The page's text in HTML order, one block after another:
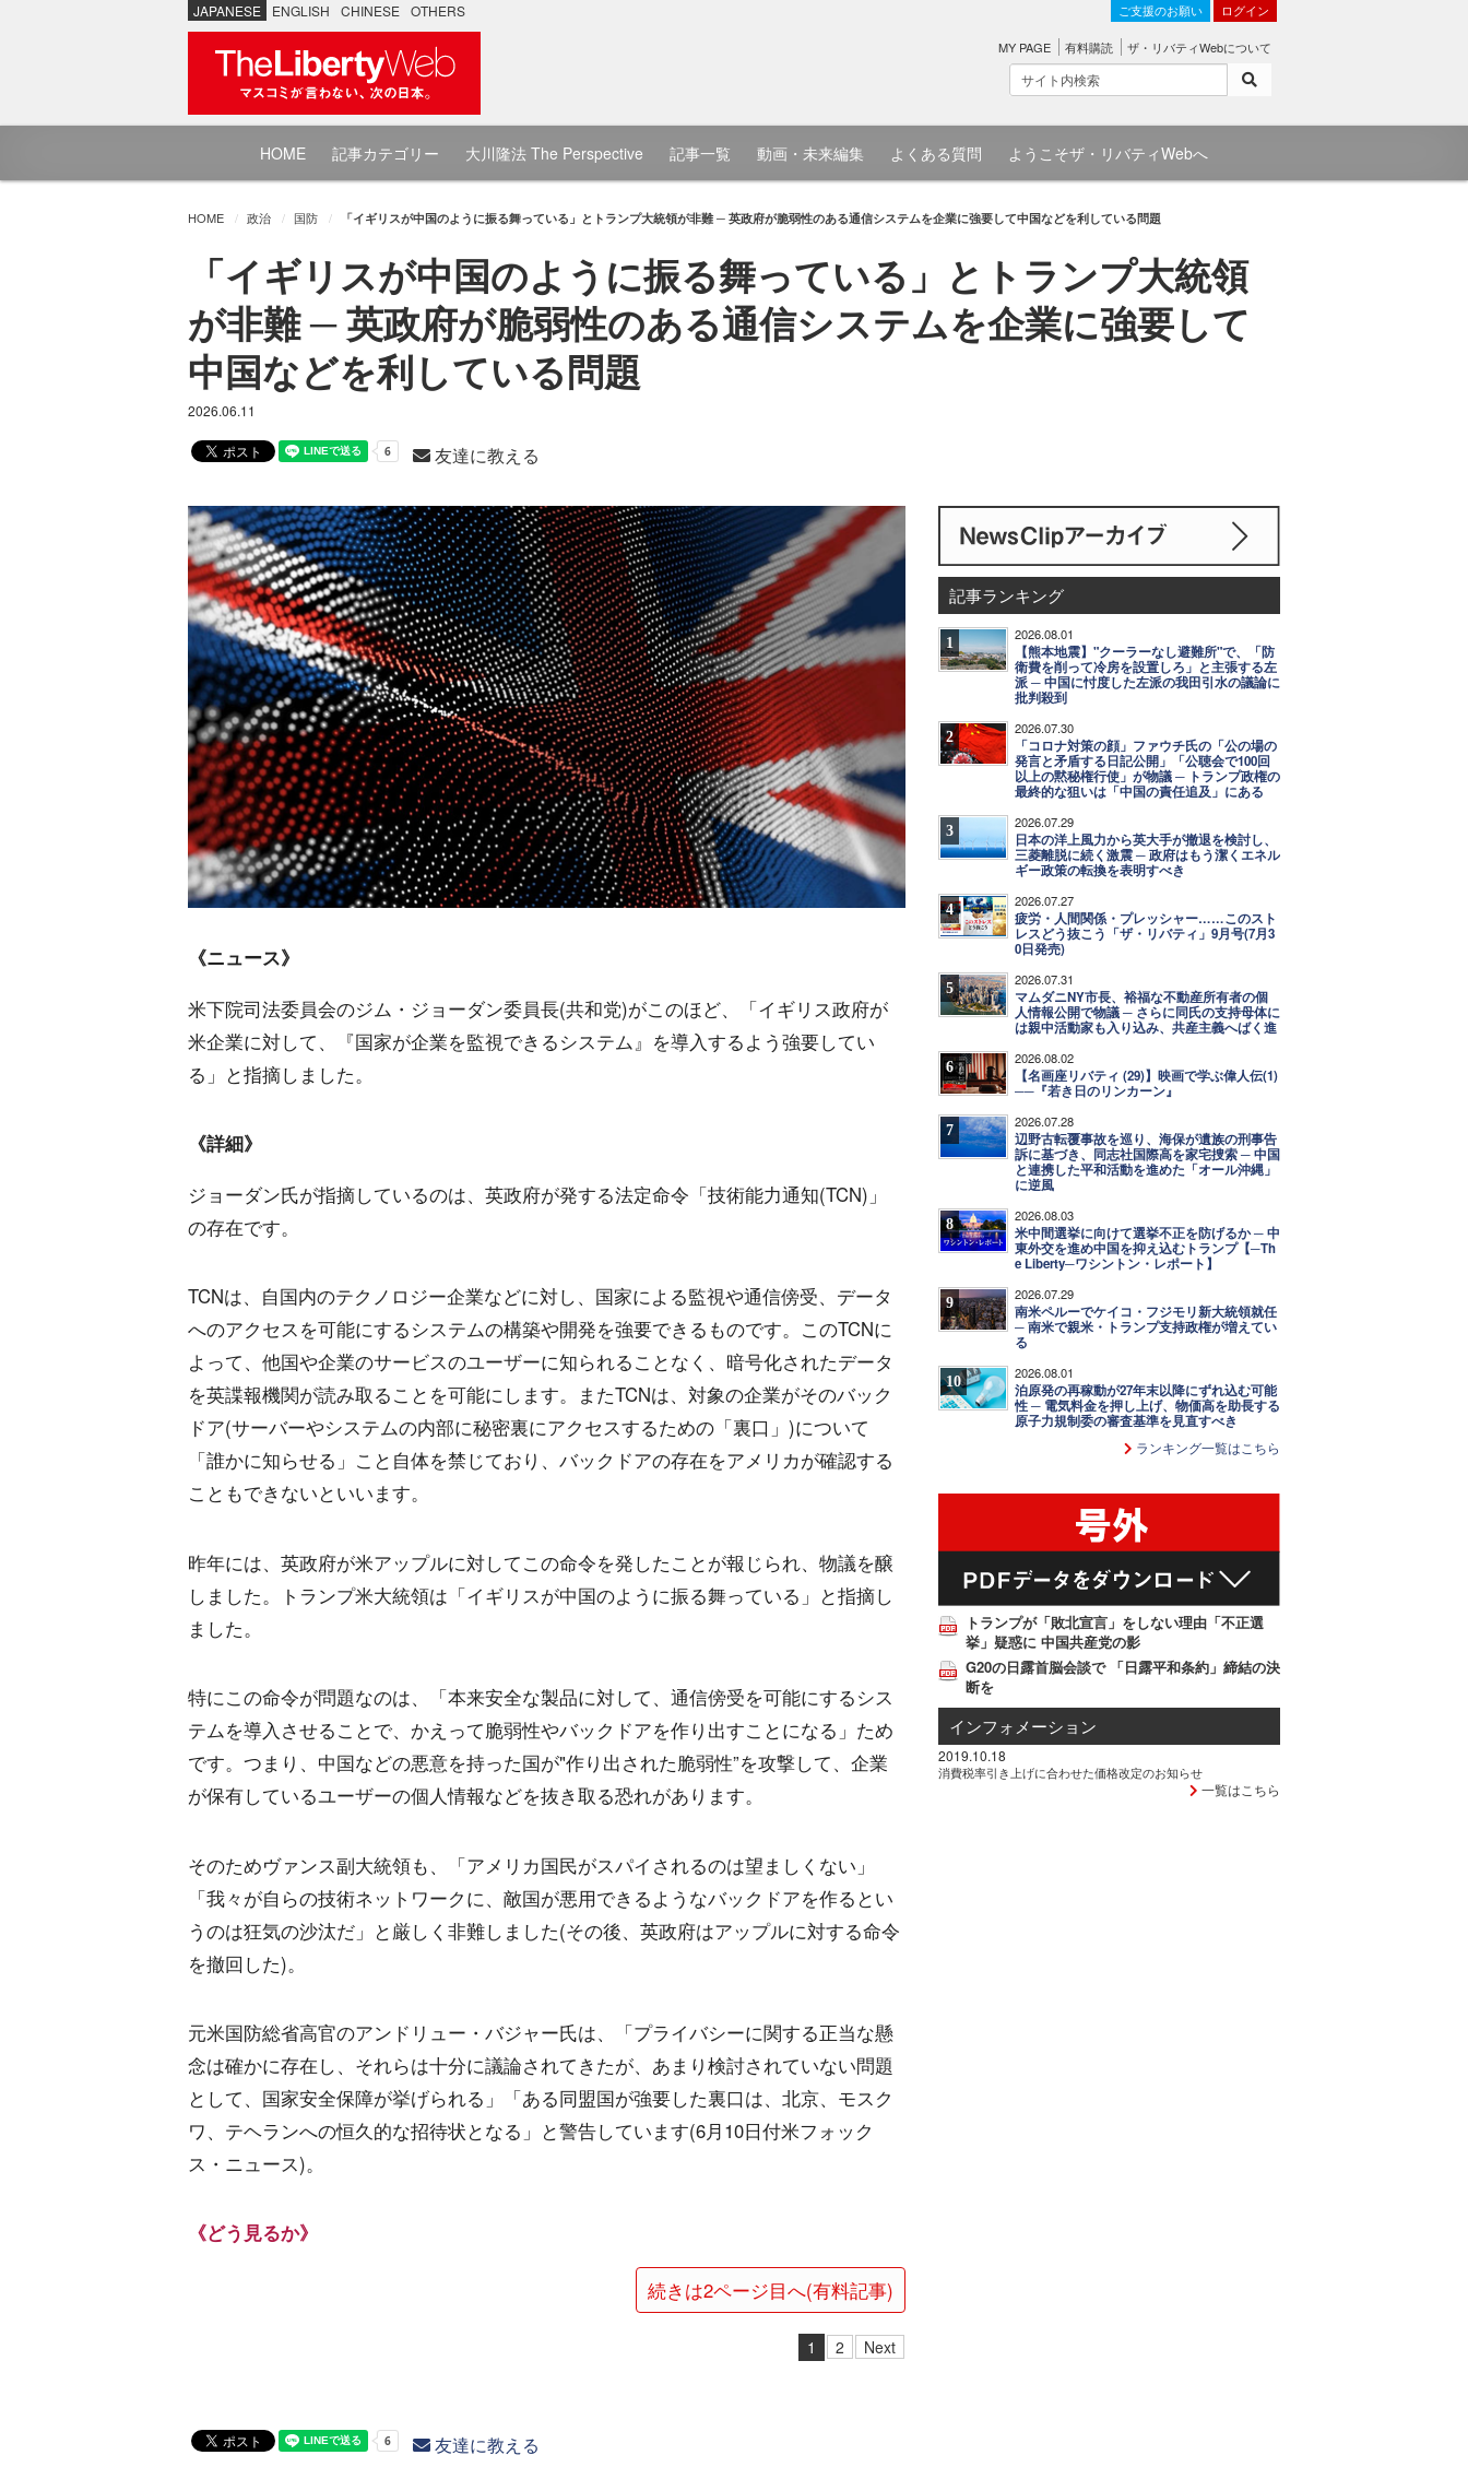
JAPANESE ENGLISH CHINESE OTHERS ご支援のお願い ログイン
MY PAGE 有料購読 ザ・リバティWebについて
HOME 記事カテゴリー 大川隆法 The Perspective 記事一覧 動画・未来編集 よくある質問 ようこそザ・リバティWebへ
HOME 政治 国防 「イギリスが中国のように振る舞っている」とトランプ大統領が非難 ─ 英政府が脆弱性のある通信システムを企業に強要して中国などを利している問題
「イギリスが中国のように振る舞っている」とトランプ大統領
が非難 ─ 英政府が脆弱性のある通信システムを企業に強要して
中国などを利している問題
2026.06.11
友達に教える
《ニュース》
米下院司法委員会のジム・ジョーダン委員長(共和党)がこのほど、「イギリス政府が
米企業に対して、『国家が企業を監視できるシステム』を導入するよう強要してい
る」と指摘しました。
《詳細》
ジョーダン氏が指摘しているのは、英政府が発する法定命令「技術能力通知(TCN)」
の存在です。
TCNは、自国内のテクノロジー企業などに対し、国家による監視や通信傍受、データ
へのアクセスを可能にするシステムの構築や開発を強要できるものです。このTCNに
よって、他国や企業のサービスのユーザーに知られることなく、暗号化されたデータ
を英諜報機関が読み取ることを可能にします。またTCNは、対象の企業がそのバック
ドア(サーバーやシステムの内部に秘密裏にアクセスするための「裏口」)について
「誰かに知らせる」こと自体を禁じており、バックドアの存在をアメリカが確認する
こともできないといいます。
昨年には、英政府が米アップルに対してこの命令を発したことが報じられ、物議を醸
しました。トランプ米大統領は「イギリスが中国のように振る舞っている」と指摘し
ました。
特にこの命令が問題なのは、「本来安全な製品に対して、通信傍受を可能にするシス
テムを導入させることで、かえって脆弱性やバックドアを作り出すことになる」ため
です。つまり、中国などの悪意を持った国が"作り出された脆弱性”を攻撃して、企業
が保有しているユーザーの個人情報などを抜き取る恐れがあります。
そのためヴァンス副大統領も、「アメリカ国民がスパイされるのは望ましくない」
「我々が自らの技術ネットワークに、敵国が悪用できるようなバックドアを作るとい
うのは狂気の沙汰だ」と厳しく非難しました(その後、英政府はアップルに対する命令
を撤回した)。
元米国防総省高官のアンドリュー・バジャー氏は、「プライバシーに関する正当な懸
念は確かに存在し、それらは十分に議論されてきたが、あまり検討されていない問題
として、国家安全保障が挙げられる」「ある同盟国が強要した裏口は、北京、モスク
ワ、テヘランへの恒久的な招待状となる」と警告しています(6月10日付米フォック
ス・ニュース)。
《どう見るか》
続きは2ページ目へ(有料記事)
1 2 Next
友達に教える
記事ランキング
1 2026.08.01
【熊本地震】"クーラーなし避難所"で、「防
衛費を削って冷房を設置しろ」と主張する左
派 ─ 中国に忖度した左派の我田引水の議論に
批判殺到
2 2026.07.30
「コロナ対策の顔」ファウチ氏の「公の場の
発言と矛盾する日記公開」「公聴会で100回
以上の黙秘権行使」が物議 ─ トランプ政権の
最終的な狙いは「中国の責任追及」にある
3 2026.07.29
日本の洋上風力から英大手が撤退を検討し、
三菱離脱に続く激震 ─ 政府はもう潔くエネル
ギー政策の転換を表明すべき
4 2026.07.27
疲労・人間関係・プレッシャー……このスト
レスどう抜こう「ザ・リバティ」9月号(7月3
0日発売)
5 2026.07.31
マムダニNY市長、裕福な不動産所有者の個
人情報公開で物議 ─ さらに同氏の支持母体に
は親中活動家も入り込み、共産主義へばく進
6 2026.08.02
【名画座リバティ (29)】映画で学ぶ偉人伝(1)
──『若き日のリンカーン』
7 2026.07.28
辺野古転覆事故を巡り、海保が遺族の刑事告
訴に基づき、同志社国際高を家宅捜索 ─ 中国
と連携した平和活動を進めた「オール沖縄」
に逆風
8 2026.08.03
米中間選挙に向けて選挙不正を防げるか ─ 中
東外交を進め中国を抑え込むトランプ【─Th
e Liberty─ワシントン・レポート】
9 2026.07.29
南米ペルーでケイコ・フジモリ新大統領就任
─ 南米で親米・トランプ支持政権が増えてい
る
10 2026.08.01
泊原発の再稼動が27年末以降にずれ込む可能
性 ─ 電気料金を押し上げ、物価高を助長する
原子力規制委の審査基準を見直すべき
ランキング一覧はこちら
トランプが「敗北宣言」をしない理由「不正選
挙」疑惑に 中国共産党の影
G20の日露首脳会談で 「日露平和条約」締結の決
断を
インフォメーション
2019.10.18
消費税率引き上げに合わせた価格改定のお知らせ
一覧はこちら